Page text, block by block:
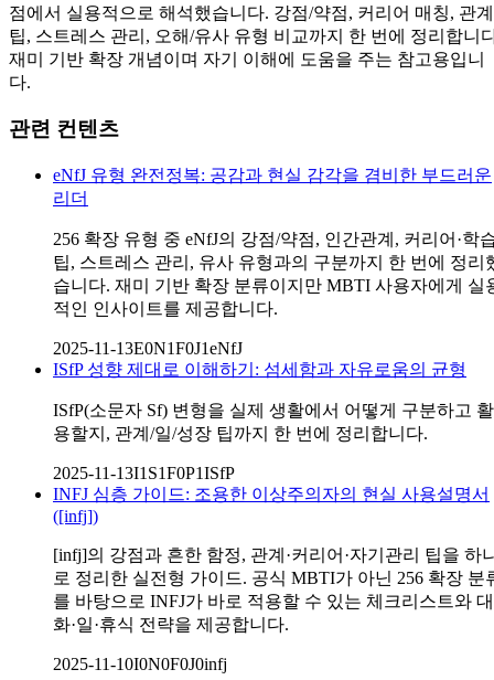
점에서 실용적으로 해석했습니다. 강점/약점, 커리어 매칭, 관계
팁, 스트레스 관리, 오해/유사 유형 비교까지 한 번에 정리합니
재미 기반 확장 개념이며 자기 이해에 도움을 주는 참고용입니
다.
관련 컨텐츠
eNfJ 유형 완전정복: 공감과 현실 감각을 겸비한 부드러운
리더
256 확장 유형 중 eNfJ의 강점/약점, 인간관계, 커리어·학
팁, 스트레스 관리, 유사 유형과의 구분까지 한 번에 정리
습니다. 재미 기반 확장 분류이지만 MBTI 사용자에게 실
적인 인사이트를 제공합니다.
2025-11-13E0N1F0J1eNfJ
ISfP 성향 제대로 이해하기: 섬세함과 자유로움의 균형
ISfP(소문자 Sf) 변형을 실제 생활에서 어떻게 구분하고 활
용할지, 관계/일/성장 팁까지 한 번에 정리합니다.
2025-11-13I1S1F0P1ISfP
INFJ 심층 가이드: 조용한 이상주의자의 현실 사용설명서
([infj])
[infj]의 강점과 흔한 함정, 관계·커리어·자기관리 팁을 하
로 정리한 실전형 가이드. 공식 MBTI가 아닌 256 확장 분
를 바탕으로 INFJ가 바로 적용할 수 있는 체크리스트와 대
화·일·휴식 전략을 제공합니다.
2025-11-10I0N0F0J0infj